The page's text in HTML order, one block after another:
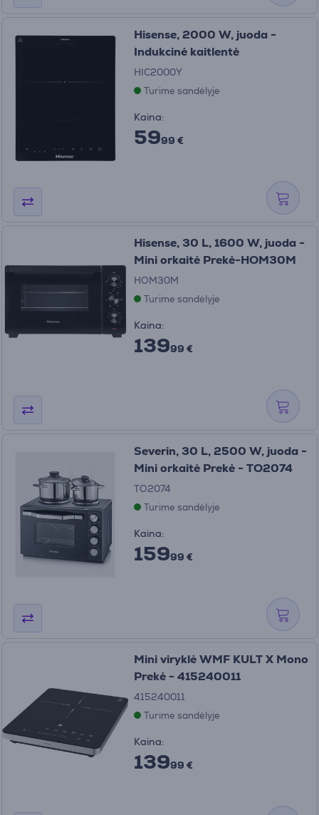
Hisense, 2000 W, juoda -
Indukcinė kaitlentė
HIC2000Y
Turime sandėlyje
Kaina:
5999 €
Hisense, 30 L, 1600 W, juoda -
Mini orkaitė Prekė-HOM30M
HOM30M
Turime sandėlyje
Kaina:
13999 €
Severin, 30 L, 2500 W, juoda -
Mini orkaitė Prekė - TO2074
TO2074
Turime sandėlyje
Kaina:
15999 €
Mini viryklė WMF KULT X Mono
Prekė - 415240011
415240011
Turime sandėlyje
Kaina:
13999 €